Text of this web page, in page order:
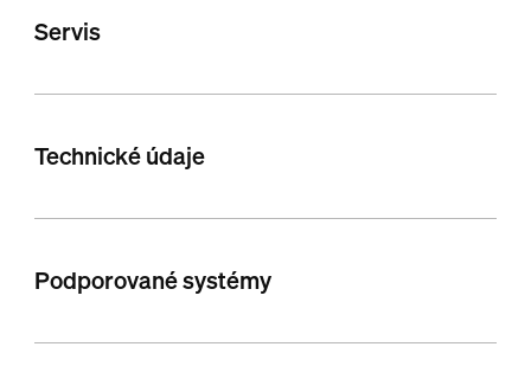
Servis
Technické údaje
Podporované systémy